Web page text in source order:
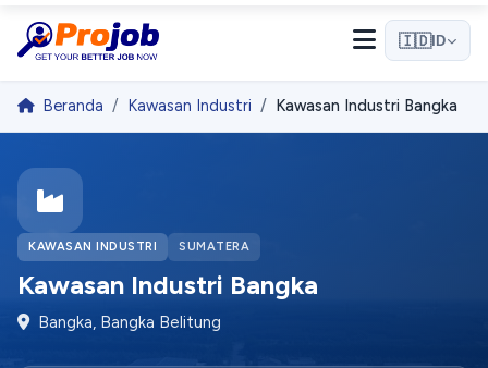
🇮🇩ID
Beranda Kawasan Industri Kawasan Industri Bangka
KAWASAN INDUSTRI SUMATERA
Kawasan Industri Bangka
Bangka, Bangka Belitung
Selamat datang di Projob. Tanyakan apa saja! 🎉
Bagaimana cara melamar kerja?
Apa itu Pro Match?